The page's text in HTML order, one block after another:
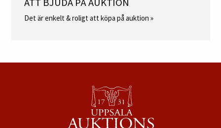
Det är enkelt & roligt att köpa på auktion »